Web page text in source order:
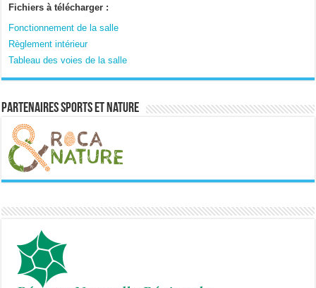
Fichiers à télécharger :
Fonctionnement de la salle
Règlement intérieur
Tableau des voies de la salle
Partenaires sports et nature